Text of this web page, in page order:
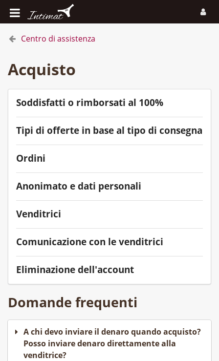
Centro di assistenza
Acquisto
Soddisfatti o rimborsati al 100%
Tipi di offerte in base al tipo di consegna
Ordini
Anonimato e dati personali
Venditrici
Comunicazione con le venditrici
Eliminazione dell'account
Domande frequenti
A chi devo inviare il denaro quando acquisto?
Posso inviare denaro direttamente alla
venditrice?